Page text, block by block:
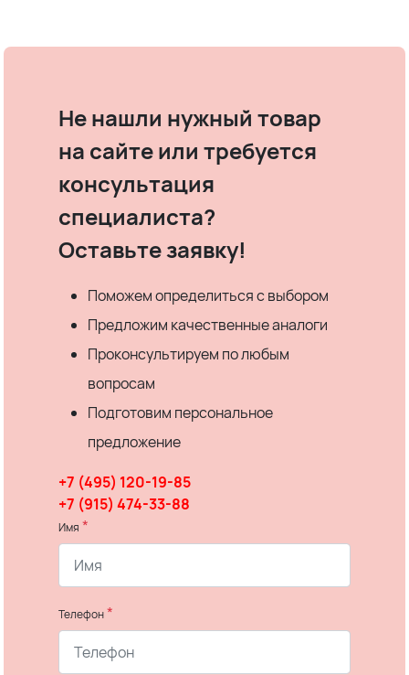
Не нашли нужный товар
на сайте или требуется
консультация
специалиста?
Оставьте заявку!
Поможем определиться с выбором
Предложим качественные аналоги
Проконсультируем по любым
вопросам
Подготовим персональное
предложение
+7 (495) 120-19-85
+7 (915) 474-33-88
Имя *
Телефон*